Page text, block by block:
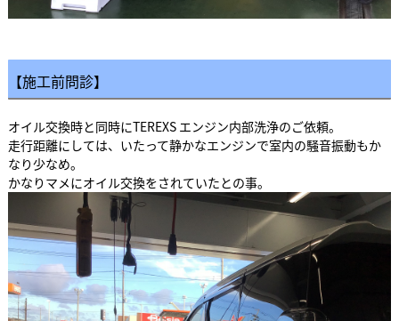
【施工前問診】
オイル交換時と同時にTEREXS エンジン内部洗浄のご依頼。
走行距離にしては、いたって静かなエンジンで室内の騒音振動もか
なり少なめ。
かなりマメにオイル交換をされていたとの事。